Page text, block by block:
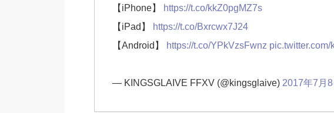
【iPhone】
https://t.co/kkZ0pgMZ7s
【iPad】
https://t.co/Bxrcwx7J24
【Android】
https://t.co/YPkVzsFwnz
— KINGSGLAIVE FFXV (@kingsglaive) 2017年7月8